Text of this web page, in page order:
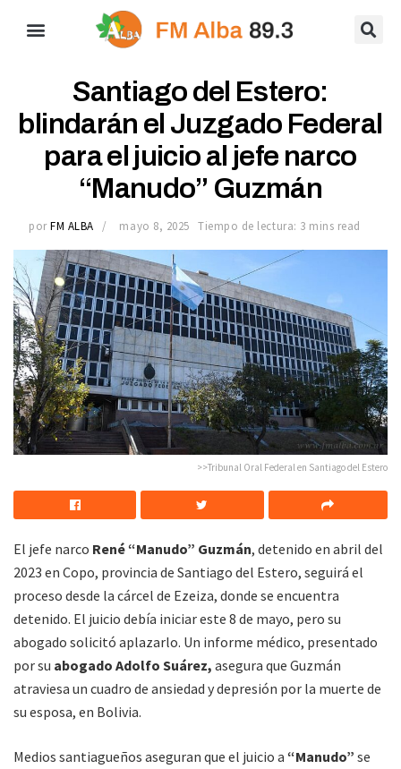
Santiago del Estero:
blindarán el Juzgado Federal
para el juicio al jefe narco
“Manudo” Guzmán
por FM ALBA mayo 8, 2025 Tiempo de lectura: 3 mins read
>>Tribunal Oral Federal en Santiago del Estero
El jefe narco René “Manudo” Guzmán, detenido en abril del
2023 en Copo, provincia de Santiago del Estero, seguirá el
proceso desde la cárcel de Ezeiza, donde se encuentra
detenido. El juicio debía iniciar este 8 de mayo, pero su
abogado solicitó aplazarlo. Un informe médico, presentado
por su abogado Adolfo Suárez, asegura que Guzmán
atraviesa un cuadro de ansiedad y depresión por la muerte de
su esposa, en Bolivia.
Medios santiagueños aseguran que el juicio a “Manudo” se